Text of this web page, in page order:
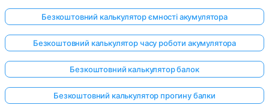
Безкоштовний калькулятор ємності акумулятора
Безкоштовний калькулятор часу роботи акумулятора
Безкоштовний калькулятор балок
Безкоштовний калькулятор прогину балки